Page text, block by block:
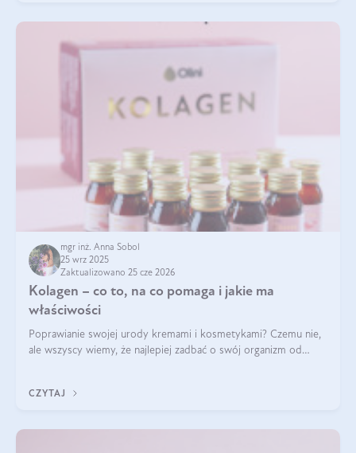
mgr inż. Anna Sobol
25 wrz 2025
Zaktualizowano 25 cze 2026
Kolagen – co to, na co pomaga i jakie ma
właściwości
Poprawianie swojej urody kremami i kosmetykami? Czemu nie,
ale wszyscy wiemy, że najlepiej zadbać o swój organizm od
wysokiej jakości suplem
CZYTAJ